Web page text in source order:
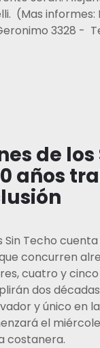
(Mas informes:
3328 -
de los
años
Sin Techo
concurren
cuatro y cinco
dos
y único en
el
costanera.